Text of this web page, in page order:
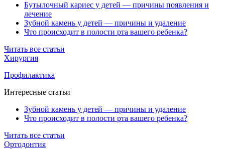
Бутылочный кариес у детей — причины появления и
лечение
Зубной камень у детей — причины и удаление
Что происходит в полости рта вашего ребенка?
Читать все статьи
Хирургия
Профилактика
Интересные статьи
Зубной камень у детей — причины и удаление
Что происходит в полости рта вашего ребенка?
Читать все статьи
Ортодонтия